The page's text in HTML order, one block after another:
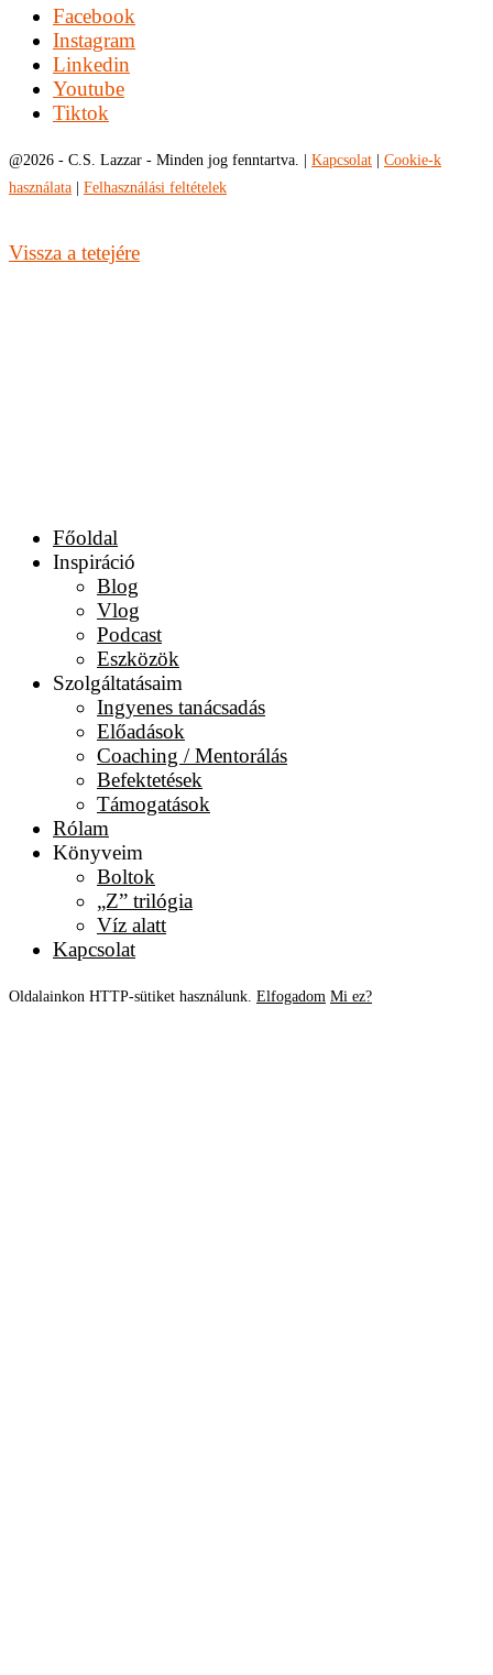
Facebook
Instagram
Linkedin
Youtube
Tiktok
@2026 - C.S. Lazzar - Minden jog fenntartva. | Kapcsolat
Cookie-k
használata
Felhasználási feltételek
Vissza a tetejére
Főoldal
Inspiráció
Blog
Vlog
Podcast
Eszközök
Szolgáltatásaim
Ingyenes tanácsadás
Előadások
Coaching / Mentorálás
Befektetések
Támogatások
Rólam
Könyveim
Boltok
„Z” trilógia
Víz alatt
Kapcsolat
Oldalainkon HTTP-sütiket használunk. Elfogadom Mi ez?